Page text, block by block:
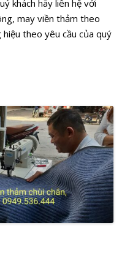
khách hãy liên hệ với
may viền thảm theo
theo yêu cầu của quý